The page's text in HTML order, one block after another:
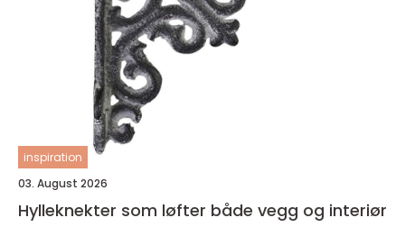
inspiration
03. August 2026
Hylleknekter som løfter både vegg og interiør